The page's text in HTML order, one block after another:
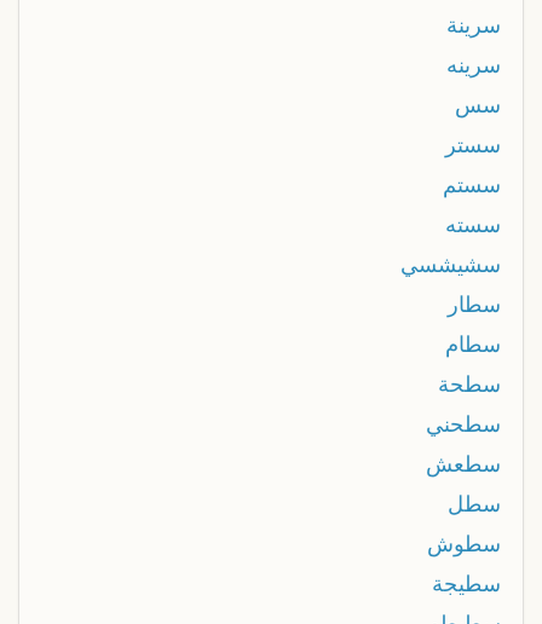
سرينة
سرينه
سس
سستر
سستم
سسته
سشيشسي
سطار
سطام
سطحة
سطحني
سطعش
سطل
سطوش
سطيجة